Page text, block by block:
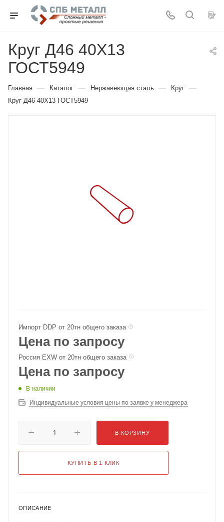
Круг Д46 40Х13
ГОСТ5949
Главная — Каталог — Нержавеющая сталь — Круг —
Круг Д46 40Х13 ГОСТ5949
Импорт DDP от 20тн общего заказа
Цена по запросу
Россия EXW от 20тн общего заказа
Цена по запросу
В наличии
Индивидуальные условия цены по заявке у менеджера
В КОРЗИНУ
КУПИТЬ В 1 КЛИК
ОПИСАНИЕ